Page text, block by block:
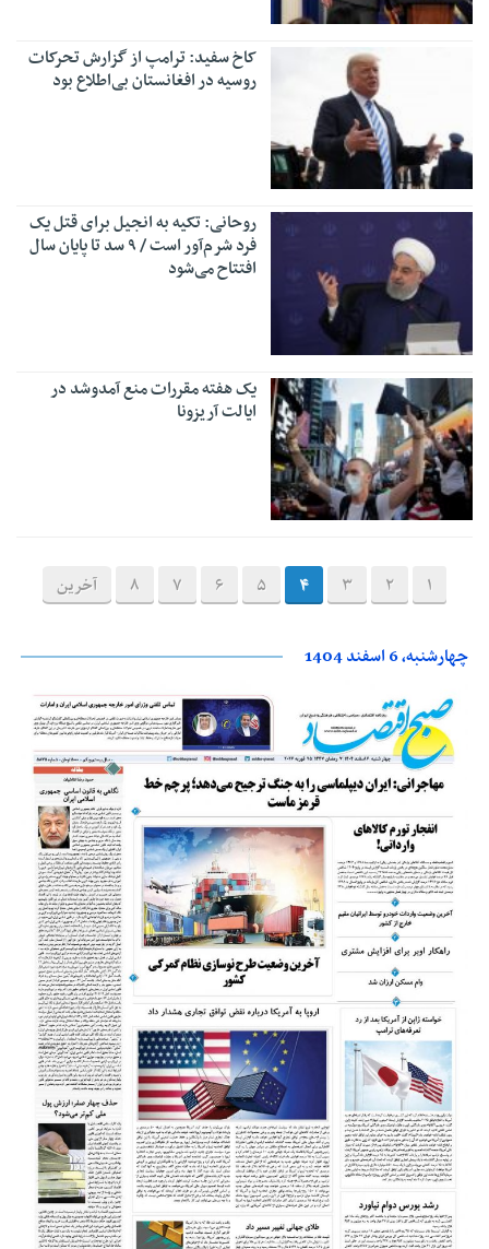
کاخ سفید: ترامپ از گزارش تحرکات
روسیه در افغانستان بی‌اطلاع بود
روحانی: تکیه به انجیل برای قتل یک
فرد شرم‌آور است / ۹ سد تا پایان سال
افتتاح می‌شود
یک هفته مقررات منع آمدوشد در
ایالت آریزونا
1
2
3
4
5
6
7
8 آخرین
چهارشنبه، 6 اسفند 1404